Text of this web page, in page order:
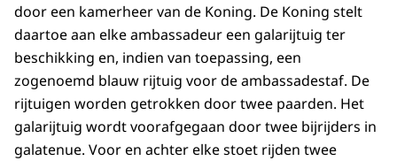
door een kamerheer van de Koning. De Koning stelt
daartoe aan elke ambassadeur een galarijtuig ter
beschikking en, indien van toepassing, een
zogenoemd blauw rijtuig voor de ambassadestaf. De
rijtuigen worden getrokken door twee paarden. Het
galarijtuig wordt voorafgegaan door twee bijrijders in
galatenue. Voor en achter elke stoet rijden twee